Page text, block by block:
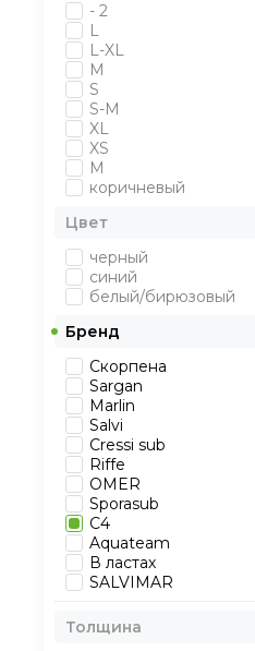
- 2
L
L-XL
M
S
S-M
XL
XS
М
коричневый
Цвет
черный
синий
белый/бирюзовый
Бренд
Скорпена
Sargan
Marlin
Salvi
Cressi sub
Riffe
OMER
Sporasub
C4
Aquateam
В ластах
SALVIMAR
Толщина